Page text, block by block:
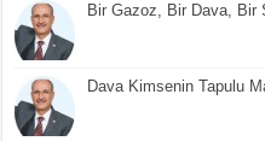
Bir Gazoz, Bir Dava, Bir
Dava Kimsenin Tapulu